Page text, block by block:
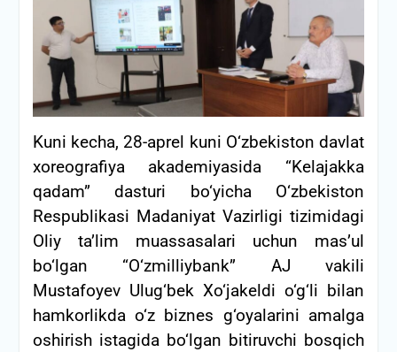
Kuni kecha, 28-aprel kuni O‘zbekiston davlat
xoreografiya akademiyasida “Kelajakka
qadam” dasturi bo‘yicha O‘zbekiston
Respublikasi Madaniyat Vazirligi tizimidagi
Oliy ta’lim muassasalari uchun mas’ul
bo‘lgan “O‘zmilliybank” AJ vakili
Mustafoyev Ulug‘bek Xo‘jakeldi o‘g‘li bilan
hamkorlikda o‘z biznes g‘oyalarini amalga
oshirish istagida bo‘lgan bitiruvchi bosqich